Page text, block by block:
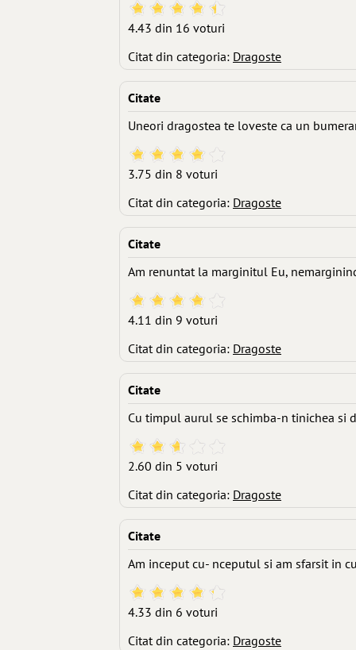
4.43 din 16 voturi
Citat din categoria: Dragoste
Citate
Uneori dragostea te loveste ca un
3.75 din 8 voturi
Citat din categoria: Dragoste
Citate
Am renuntat la marginitul Eu,
4.11 din 9 voturi
Citat din categoria: Dragoste
Citate
Cu timpul aurul se schimba-n tinichea si
2.60 din 5 voturi
Citat din categoria: Dragoste
Citate
Am inceput cu- nceputul si am sfarsit in
4.33 din 6 voturi
Citat din categoria: Dragoste